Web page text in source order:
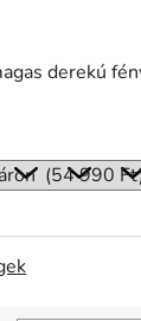
derekú